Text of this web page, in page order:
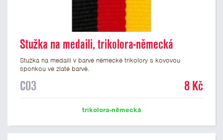
Stužka na medaili, trikolora-německá
Stužka na medaili v barvě německé trikolory s kovovou
sponkou ve zlaté barvě.
C03 8 Kč
trikolora-německá